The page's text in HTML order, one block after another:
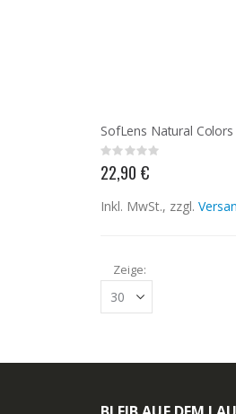
SofLens Natural Colors
Rating:
0%
22,90 €
Inkl. MwSt., zzgl.
Zeige